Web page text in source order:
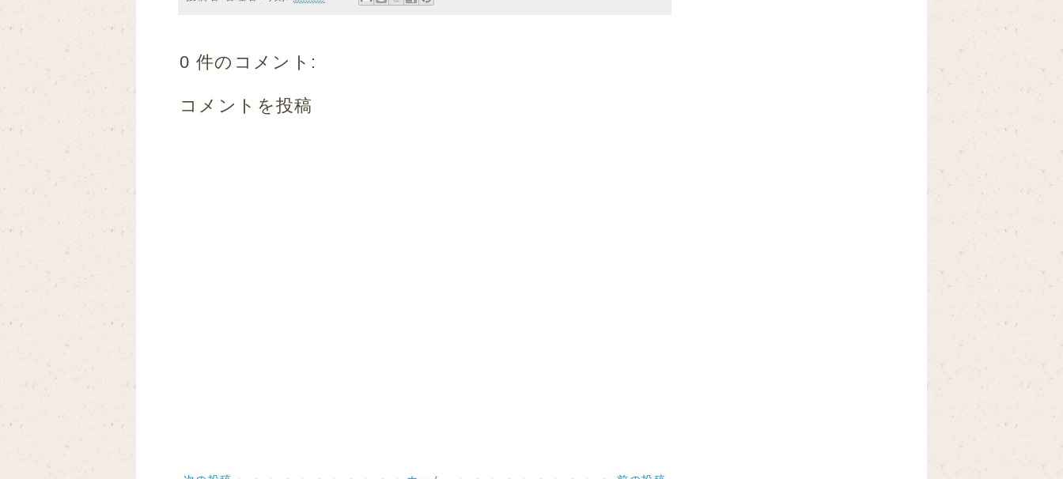
0 件のコメント:
コメントを投稿